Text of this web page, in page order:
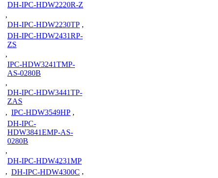
DH-IPC-HDW2220R-Z
,
DH-IPC-HDW2230TP ,
DH-IPC-HDW2431RP-
ZS
,
IPC-HDW3241TMP-
AS-0280B
,
DH-IPC-HDW3441TP-
ZAS
, IPC-HDW3549HP ,
DH-IPC-
HDW3841EMP-AS-
0280B
,
DH-IPC-HDW4231MP
, DH-IPC-HDW4300C ,